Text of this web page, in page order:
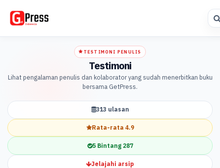
TESTIMONI PENULIS
Testimoni
Lihat pengalaman penulis dan kolaborator yang sudah menerbitkan buku
bersama GetPress.
313 ulasan
Rata-rata 4.9
5 Bintang 287
Jelajahi arsip